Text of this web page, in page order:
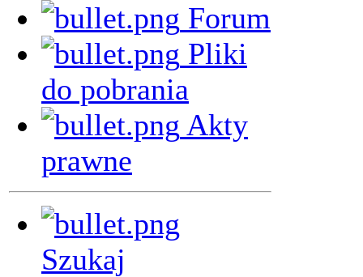
Forum
Pliki
do pobrania
Akty
prawne
Szukaj